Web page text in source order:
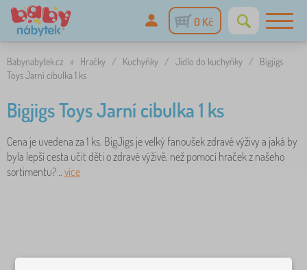
0 Kč
Babynabytek.cz » Hračky / Kuchyňky / Jídlo do kuchyňky /
Bigjigs
Toys Jarní cibulka 1 ks
Bigjigs Toys Jarní cibulka 1 ks
Cena je uvedena za 1 ks. BigJigs je velký fanoušek zdravé výživy a jaká by
byla lepší cesta učit děti o zdravé výživě, než pomocí hraček z našeho
sortimentu? .. více